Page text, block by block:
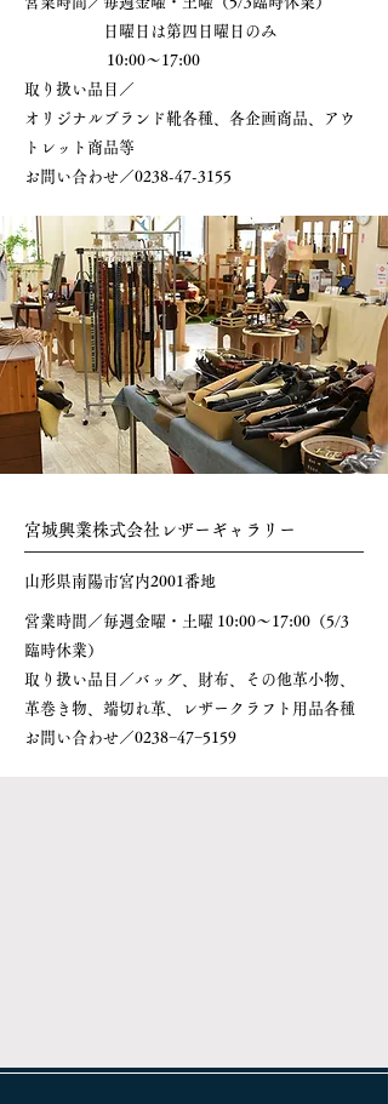
日曜日は第四日曜日のみ
10:00～17:00
​取り扱い品目／
オリジナルブランド靴各種、各企画商品、アウ
トレット商品等
​お問い合わせ／0238-47-3155
宮城興業株式会社レザーギャラリー
山形県南陽市宮内2001番地
営業時間／毎週金曜・土曜 10:00～17:00（5/3
臨時休業）
​取り扱い品目／バッグ、財布、その他革小物、
革巻き物、端切れ革、レザークラフト用品各種
​お問い合わせ／0238−47−5159